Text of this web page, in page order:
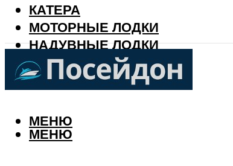
КАТЕРА
МОТОРНЫЕ ЛОДКИ
НАДУВНЫЕ ЛОДКИ
РЫБАЛКА
КАЛЕНДАРЬ РЫБАКА
МЕНЮ
МЕНЮ